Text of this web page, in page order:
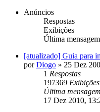
Anúncios
Respostas
Exibições
Última mensagem
[atualizado] Guia para
porDiogo » 25 Dez
1 Respostas
197369 Exibições
Última mensagem
17 Dez 2010,